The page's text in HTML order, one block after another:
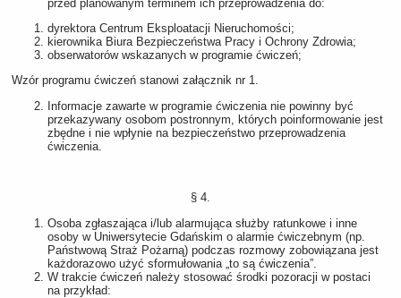
przed planowanym terminem ich przeprowadzenia do:
dyrektora Centrum Eksploatacji Nieruchomości;
kierownika Biura Bezpieczeństwa Pracy i Ochrony Zdrowia;
obserwatorów wskazanych w programie ćwiczeń;
Wzór programu ćwiczeń stanowi załącznik nr 1.
Informacje zawarte w programie ćwiczenia nie powinny być
przekazywany osobom postronnym, których poinformowanie jest
zbędne i nie wpłynie na bezpieczeństwo przeprowadzenia
ćwiczenia.
§ 4.
Osoba zgłaszająca i/lub alarmująca służby ratunkowe i inne
osoby w Uniwersytecie Gdańskim o alarmie ćwiczebnym (np.
Państwową Straż Pożarną) podczas rozmowy zobowiązana jest
każdorazowo użyć sformułowania „to są ćwiczenia”.
W trakcie ćwiczeń należy stosować środki pozoracji w postaci
na przykład: